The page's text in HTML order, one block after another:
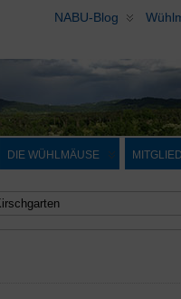
NABU-Blog
DIE WÜHLMÄUSE